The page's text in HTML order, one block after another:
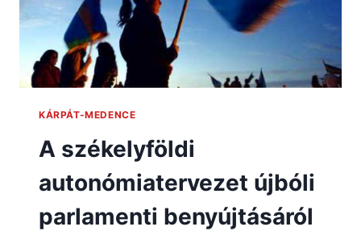
KÁRPÁT-MEDENCE
A székelyföldi
autonómiatervezet újbóli
parlamenti benyújtásáról